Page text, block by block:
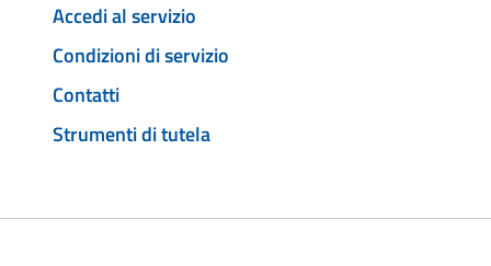
Accedi al servizio
Condizioni di servizio
Contatti
Strumenti di tutela